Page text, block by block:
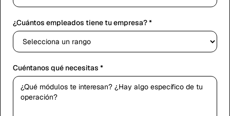
¿Cuántos empleados tiene tu empresa?*
Cuéntanos qué necesitas *